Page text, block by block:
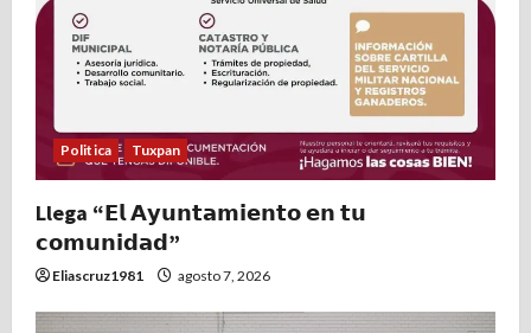
Politica Tuxpan
Llega “𝗘𝗹 𝗔𝘆𝘂𝗻𝘁𝗮𝗺𝗶𝗲𝗻𝘁𝗼 𝗲𝗻 𝘁𝘂
𝗰𝗼𝗺𝘂𝗻𝗶𝗱𝗮𝗱”
Eliascruz1981 agosto 7, 2026